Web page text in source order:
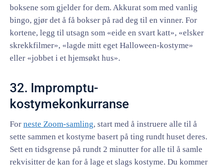
boksene som gjelder for dem. Akkurat som med vanlig
bingo, gjør det å få bokser på rad deg til en vinner. For
kortene, legg til utsagn som «eide en svart katt», «elsker
skrekkfilmer», «lagde mitt eget Halloween-kostyme»
eller «jobbet i et hjemsøkt hus».
32. Impromptu-
kostymekonkurranse
For neste Zoom-samling, start med å instruere alle til å
sette sammen et kostyme basert på ting rundt huset deres.
Sett en tidsgrense på rundt 2 minutter for alle til å samle
rekvisitter de kan for å lage et slags kostyme. Du kommer